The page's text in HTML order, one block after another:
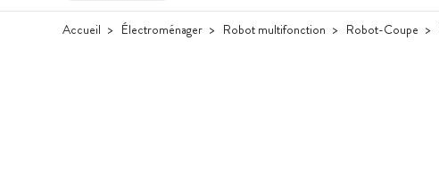
Accueil Électroménager Robot multifonction Robot-Coupe